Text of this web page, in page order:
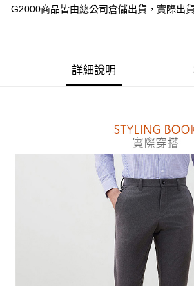
AFTEE先享後付
１．簡單：不需註冊會員、不需綁卡、不需儲值
【「AFTEE先享後付」結帳流程】
１．於結帳方式選擇「AFTEE先享後付」後，
２．訂單成立數日內，您將收到繳費通知簡訊。
３．收到繳費通知簡訊後14天內，點擊此簡訊
ATM／網路銀行／等多元方式進行付款，方視為
※ 請注意：結帳手續完成當下不需立刻繳費，但
購買商品的店家。未經商家同意取消之訂單仍視
※ 交易是否成功請以「AFTEE先享後付 」之結
是否繳費成功／繳費後需取消欲退款等相關疑問
https://
每筆NT$80，滿NT$1,500(含以上)免運費
每筆NT$80，滿NT$1,500(含以上)免運費
每筆NT$80，滿NT$1,500(含以上)免運費
每筆NT$120，滿NT$1,500(含以上)免運費
G2000商品皆由總公司倉儲出貨，實際出
詳細說明